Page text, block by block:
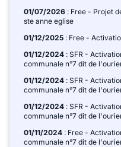
01/07/2026 : Free - Projet
ste anne eglise
01/12/2025 : Free -
01/12/2024 : SFR -
communale n°7 dit de
01/12/2024 : SFR -
communale n°7 dit de
01/12/2024 : SFR -
communale n°7 dit de
01/11/2024 : Free -
communale n°7 dit de